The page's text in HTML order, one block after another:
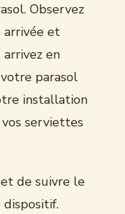
Observez
arrivée et
en
parasol
installation
serviettes
de suivre le